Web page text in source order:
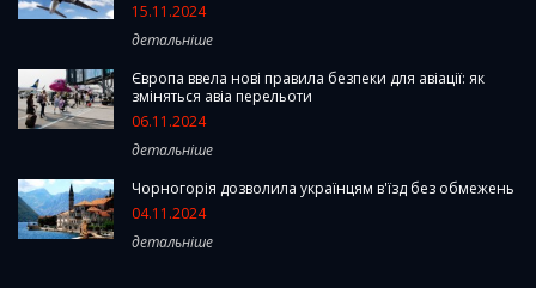
15.11.2024
детальніше
Європа ввела нові правила безпеки для авіації: як
зміняться авіа перельоти
06.11.2024
детальніше
Чорногорія дозволила українцям в'їзд без обмежень
04.11.2024
детальніше